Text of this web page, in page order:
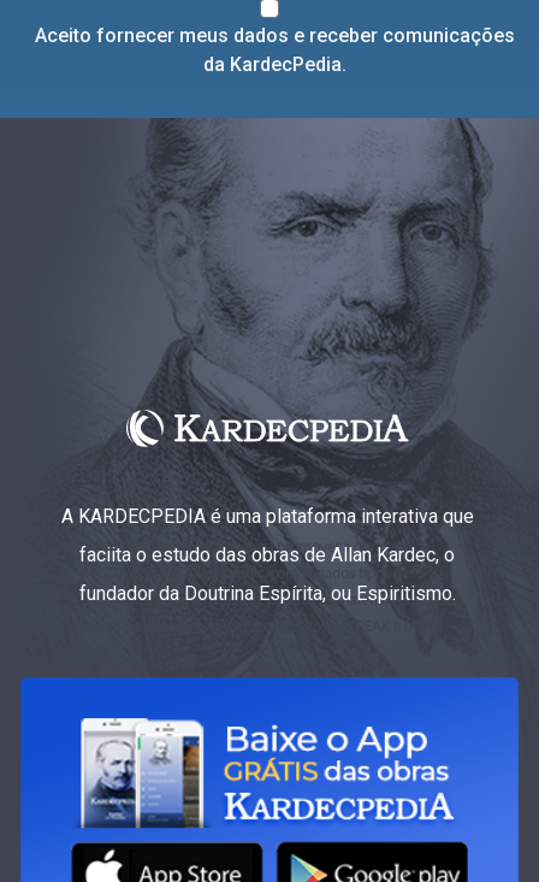
Aceito fornecer meus dados e receber comunicações
da KardecPedia.
A KARDECPEDIA é uma plataforma interativa que
faciita o estudo das obras de Allan Kardec, o
fundador da Doutrina Espírita, ou Espiritismo.